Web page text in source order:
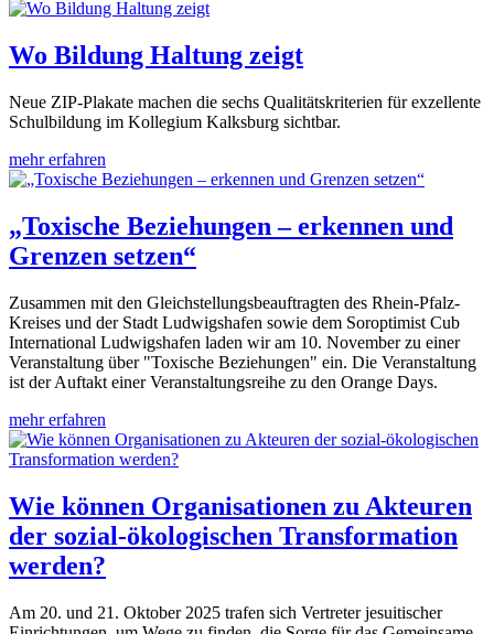
Wo Bildung Haltung zeigt
Neue ZIP-Plakate machen die sechs Qualitätskriterien für exzellente
Schulbildung im Kollegium Kalksburg sichtbar.
mehr erfahren
„Toxische Beziehungen – erkennen und
Grenzen setzen“
Zusammen mit den Gleichstellungsbeauftragten des Rhein-Pfalz-
Kreises und der Stadt Ludwigshafen sowie dem Soroptimist Cub
International Ludwigshafen laden wir am 10. November zu einer
Veranstaltung über "Toxische Beziehungen" ein. Die Veranstaltung
ist der Auftakt einer Veranstaltungsreihe zu den Orange Days.
mehr erfahren
Wie können Organisationen zu Akteuren
der sozial-ökologischen Transformation
werden?
Am 20. und 21. Oktober 2025 trafen sich Vertreter jesuitischer